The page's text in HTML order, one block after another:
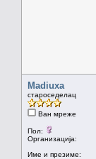
Madiuxa
староседелац
Ван мреже
Пол:
Организација:
Име и презиме: